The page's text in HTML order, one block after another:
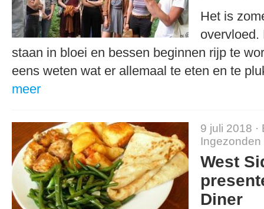
Het is
overvloed.
staan in bloei en bessen beginnen rijp te
eens weten wat er allemaal te eten en te
meer
9 juli 2018 ·
Ingezonden
West
Diner